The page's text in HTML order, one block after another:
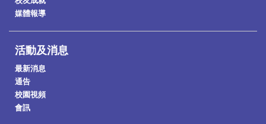
媒體報導
活動及消息
最新消息
通告
校園視頻
會訊